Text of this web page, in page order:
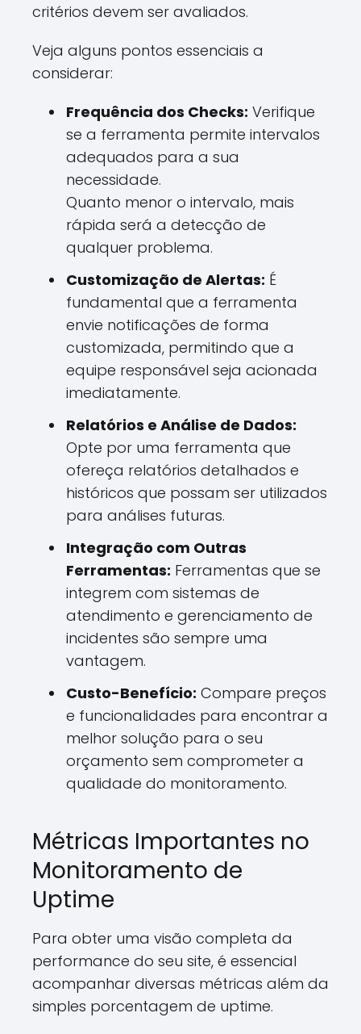
critérios devem ser avaliados.
Veja alguns pontos essenciais a
considerar:
Frequência dos Checks: Verifique
se a ferramenta permite intervalos
adequados para a sua
necessidade.
Quanto menor o intervalo, mais
rápida será a detecção de
qualquer problema.
Customização de Alertas: É
fundamental que a ferramenta
envie notificações de forma
customizada, permitindo que a
equipe responsável seja acionada
imediatamente.
Relatórios e Análise de Dados:
Opte por uma ferramenta que
ofereça relatórios detalhados e
históricos que possam ser utilizados
para análises futuras.
Integração com Outras
Ferramentas: Ferramentas que se
integrem com sistemas de
atendimento e gerenciamento de
incidentes são sempre uma
vantagem.
Custo-Benefício: Compare preços
e funcionalidades para encontrar a
melhor solução para o seu
orçamento sem comprometer a
qualidade do monitoramento.
Métricas Importantes no
Monitoramento de
Uptime
Para obter uma visão completa da
performance do seu site, é essencial
acompanhar diversas métricas além da
simples porcentagem de uptime.